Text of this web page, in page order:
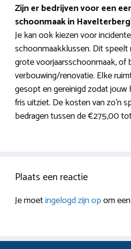
Zijn er bedrijven voor een
schoonmaak in
Je kan ook kiezen voor
schoonmaakklussen. Dit
grote voorjaarsschoonmaak, of
verbouwing/renovatie. Elke
gesopt en gereinigd zodat jouw
fris uitziet. De kosten van zo’n
bedragen tussen de €275,00
Plaats een reactie
Je moetingelogd zijn opom